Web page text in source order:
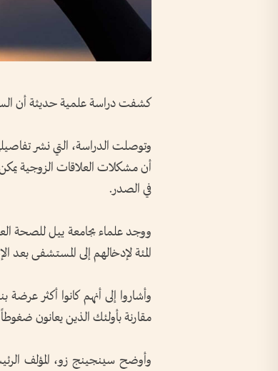
كشفت دراسة علمية حديثة أن
وتوصلت الدراسة، التي نشر
أن مشكلات العلاقات الزوجية
في الصدر.
المئة لإدخالهم إلى المستشفى بعد
مقارنة بأولئك الذين يعانون
وأوضح سينجينج زو، المؤلف